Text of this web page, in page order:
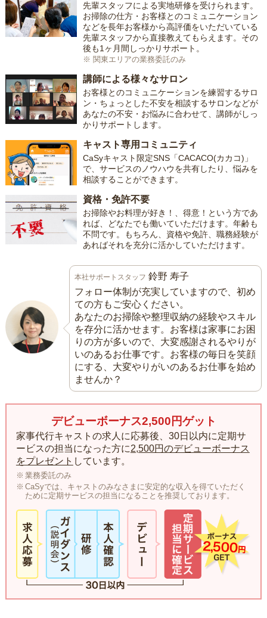
先輩スタッフによる実地研修を受けられます。
お掃除の仕方・お客様とのコミュニケーション
などを長年お客様から高評価をいただいている
先輩スタッフから直接教えてもらえます。その
後も1ヶ月間しっかりサポート。
※ 関東エリアの業務委託のみ
講師による様々なサロン
お客様とのコミュニケーションを練習するサロ
ン・ちょっとした不安を相談するサロンなどが
あなたの不安・お悩みに合わせて、講師がしっ
かりサポートします。
キャスト専用コミュニティ
CaSyキャスト限定SNS「CACACO(カカコ)」
で、サービスのノウハウを共有したり、悩みを
相談することができます。
資格・免許不要
お掃除やお料理が好き！、得意！という方であ
れば、どなたでも働いていただけます。年齢も
不問です。もちろん、資格や免許、職務経験が
あればそれを充分に活かしていただけます。
本社サポートスタッフ 鈴野 寿子
フォロー体制が充実していますので、初め
ての方もご安心ください。
あなたのお掃除や整理収納の経験やスキル
を存分に活かせます。お客様は家事にお困
りの方が多いので、大変感謝されるやりが
いのあるお仕事です。お客様の毎日を笑顔
にする、大変やりがいのあるお仕事を始め
ませんか？
デビューボーナス2,500円ゲット
家事代行キャストの求人に応募後、30日以内に定期サ
ービスの担当になった方に2,500円のデビューボーナス
をプレゼント しています。
業務委託のみ
CaSyでは、キャストのみなさまに安定的な収入を得ていただく
ために定期サービスの担当になることを推奨しております。